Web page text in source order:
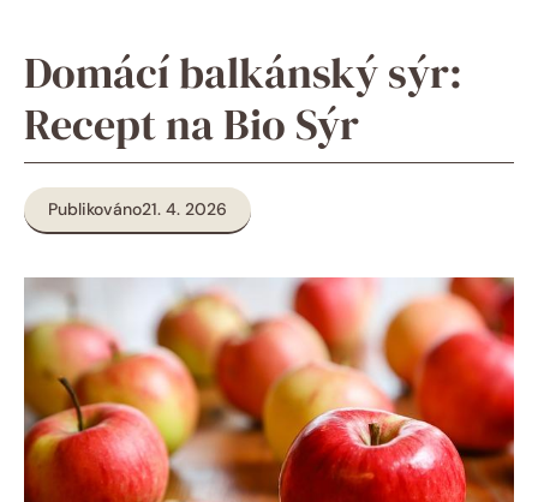
Domácí balkánský sýr:
Recept na Bio Sýr
Publikováno21. 4. 2026